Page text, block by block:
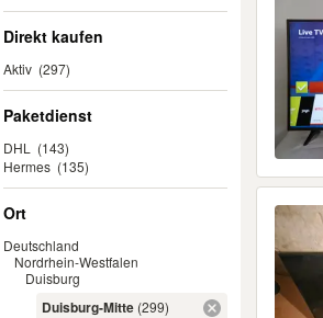
Direkt kaufen
Aktiv (297)
Paketdienst
DHL
(143)
Hermes (135)
Ort
Deutschland
Nordrhein-Westfalen
Duisburg
Duisburg-Mitte (299)